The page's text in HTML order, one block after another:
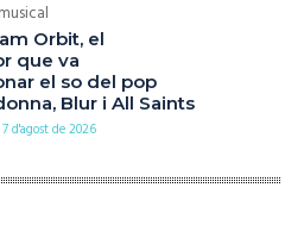
Orbit, el
que va
el so del pop
Blur i All Saints
7 d'agost de 2026